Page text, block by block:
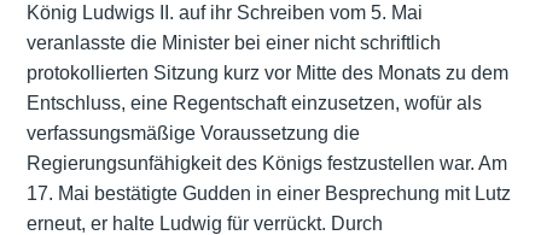
König Ludwigs II. auf ihr Schreiben vom 5. Mai
veranlasste die Minister bei einer nicht schriftlich
protokollierten Sitzung kurz vor Mitte des Monats zu dem
Entschluss, eine Regentschaft einzusetzen, wofür als
verfassungsmäßige Voraussetzung die
Regierungsunfähigkeit des Königs festzustellen war. Am
17. Mai bestätigte Gudden in einer Besprechung mit Lutz
erneut, er halte Ludwig für verrückt. Durch